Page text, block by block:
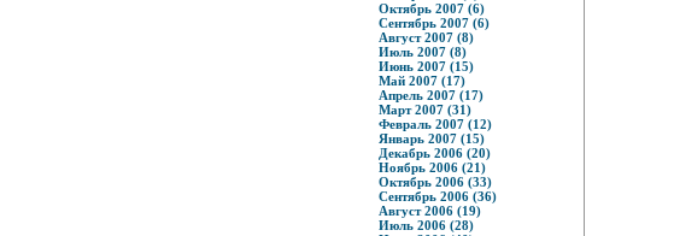
Октябрь 2007 (6)
Сентябрь 2007 (6)
Август 2007 (8)
Июль 2007 (8)
Июнь 2007 (15)
Май 2007 (17)
Апрель 2007 (17)
Март 2007 (31)
Февраль 2007 (12)
Январь 2007 (15)
Декабрь 2006 (20)
Ноябрь 2006 (21)
Октябрь 2006 (33)
Сентябрь 2006 (36)
Август 2006 (19)
Июль 2006 (28)